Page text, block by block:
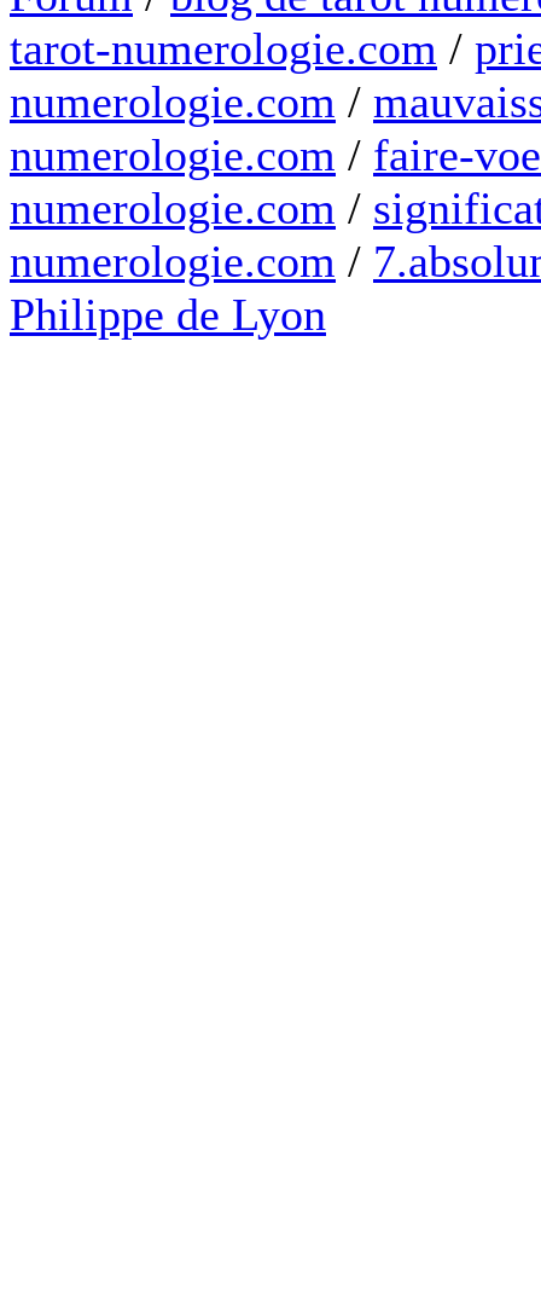
tarot-numerologie.com /
numerologie.com /
numerologie.com / faire-
numerologie.com /
numerologie.com /
Philippe de Lyon